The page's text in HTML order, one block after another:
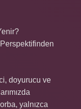
doyurucu ve
yalnızca